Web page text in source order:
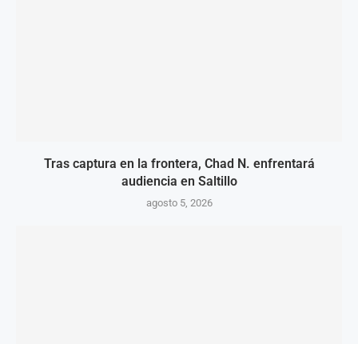
Tras captura en la frontera, Chad N. enfrentará
audiencia en Saltillo
agosto 5, 2026